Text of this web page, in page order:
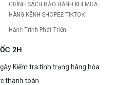
CHÍNH SÁCH BẢO HÀNH KHI MUA
HÀNG KÊNH SHOPEE TIKTOK
Hành Trình Phát Triển
2H
Kiểm tra tình trạng hàng hóa
thanh toán